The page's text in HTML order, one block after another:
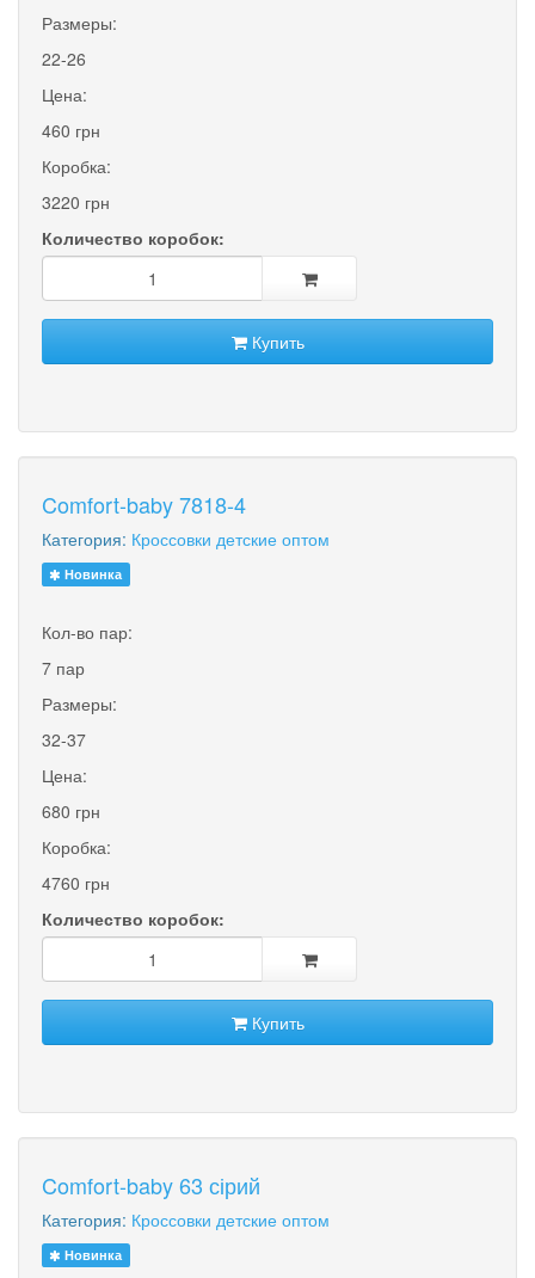
Размеры:
22-26
Цена:
460 грн
Коробка:
3220 грн
Количество коробок:
Купить
Comfort-baby 7818-4
Категория: Кроссовки детские оптом
Новинка
Кол-во пар:
7 пар
Размеры:
32-37
Цена:
680 грн
Коробка:
4760 грн
Количество коробок:
Купить
Comfort-baby 63 сірий
Категория: Кроссовки детские оптом
Новинка